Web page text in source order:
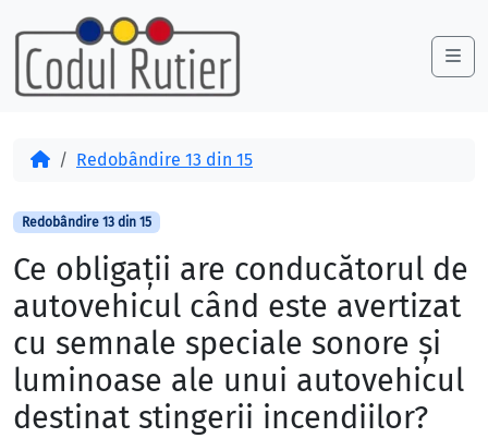
Skip to content
Skip to footer
AcasăRedobândire 13 din 15
Redobândire 13 din 15
Ce obligaţii are conducătorul de
autovehicul când este avertizat
cu semnale speciale sonore şi
luminoase ale unui autovehicul
destinat stingerii incendiilor?